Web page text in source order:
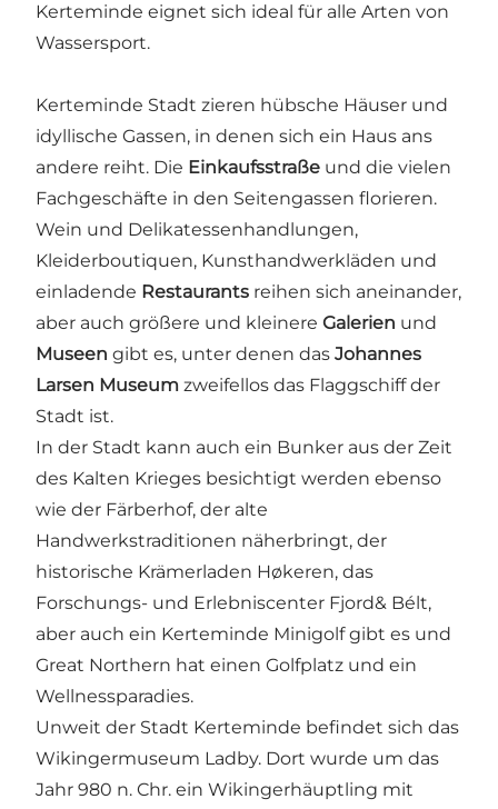
Kerteminde eignet sich ideal für alle Arten von
Wassersport.
Kerteminde Stadt zieren hübsche Häuser und
idyllische Gassen, in denen sich ein Haus ans
andere reiht. Die Einkaufsstraße und die vielen
Fachgeschäfte in den Seitengassen florieren.
Wein und Delikatessenhandlungen,
Kleiderboutiquen, Kunsthandwerkläden und
einladende Restaurants reihen sich aneinander,
aber auch größere und kleinere Galerien und
Museen gibt es, unter denen das Johannes
Larsen Museum zweifellos das Flaggschiff der
Stadt ist.
In der Stadt kann auch ein Bunker aus der Zeit
des Kalten Krieges besichtigt werden ebenso
wie der Färberhof, der alte
Handwerkstraditionen näherbringt, der
historische Krämerladen Høkeren, das
Forschungs- und Erlebniscenter Fjord& Bélt,
aber auch ein Kerteminde Minigolf gibt es und
Great Northern hat einen Golfplatz und ein
Wellnessparadies.
Unweit der Stadt Kerteminde befindet sich das
Wikingermuseum Ladby. Dort wurde um das
Jahr 980 n. Chr. ein Wikingerhäuptling mit